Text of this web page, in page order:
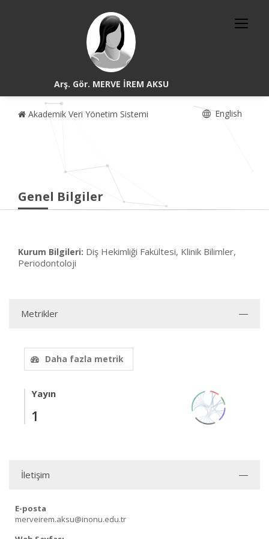
Arş. Gör. MERVE İREM AKSU
Akademik Veri Yönetim Sistemi English
Genel Bilgiler
Kurum Bilgileri: Diş Hekimliği Fakültesi, Klinik Bilimler,
Periodontoloji
Metrikler
Daha fazla metrik
Yayın
1
İletişim
E-posta
merveirem.aksu@inonu.edu.tr